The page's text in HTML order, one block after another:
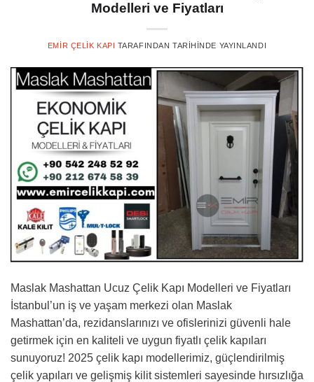
Modelleri ve Fiyatları
EMIR ÇELIK KAPI TARAFINDAN TARIHINDE YAYINLANDI
Maslak Mashattan Ucuz Çelik Kapı Modelleri ve Fiyatları
İstanbul’un iş ve yaşam merkezi olan Maslak
Mashattan’da, rezidanslarınızı ve ofislerinizi güvenli hale
getirmek için en kaliteli ve uygun fiyatlı çelik kapıları
sunuyoruz! 2025 çelik kapı modellerimiz, güçlendirilmiş
çelik yapıları ve gelişmiş kilit sistemleri sayesinde hırsızlığa